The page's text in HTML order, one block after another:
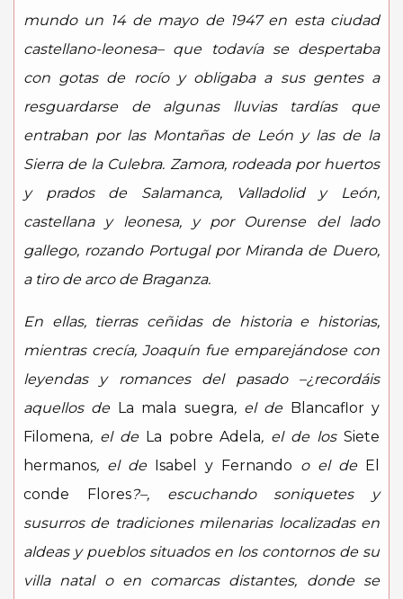
mundo un 14 de mayo de 1947 en esta ciudad
castellano-leonesa– que todavía se despertaba
con gotas de rocío y obligaba a sus gentes a
resguardarse de algunas lluvias tardías que
entraban por las Montañas de León y las de la
Sierra de la Culebra. Zamora, rodeada por huertos
y prados de Salamanca, Valladolid y León,
castellana y leonesa, y por Ourense del lado
gallego, rozando Portugal por Miranda de Duero,
a tiro de arco de Braganza.
En ellas, tierras ceñidas de historia e historias,
mientras crecía, Joaquín fue emparejándose con
leyendas y romances del pasado –¿recordáis
aquellos de La mala suegra, el de Blancaflor y
Filomena, el de La pobre Adela, el de losSiete
hermanos, el de Isabel y Fernando o el de El
conde Flores?–, escuchando soniquetes y
susurros de tradiciones milenarias localizadas en
aldeas y pueblos situados en los contornos de su
villa natal o en comarcas distantes, donde se